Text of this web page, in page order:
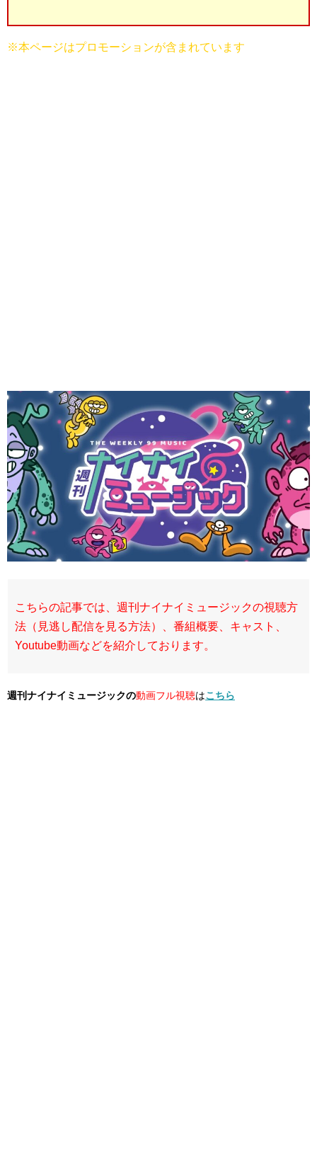
※本ページはプロモーションが含まれています
こちらの記事では、週刊ナイナイミュージックの視聴方
法（見逃し配信を見る方法）、番組概要、キャスト、
Youtube動画などを紹介しております。
週刊ナイナイミュージックの動画フル視聴はこちら